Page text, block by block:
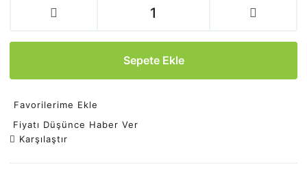
Sepete Ekle
Favorilerime Ekle
Fiyatı Düşünce Haber Ver
Karşılaştır